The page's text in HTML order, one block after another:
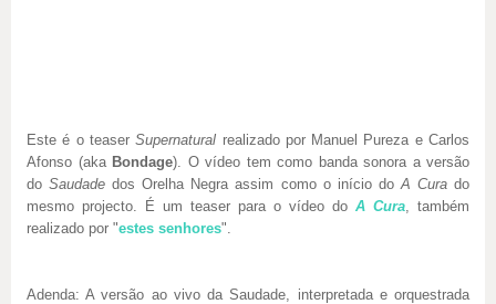
Este é o teaserSupernatural realizado por Manuel Pureza e Carlos
Afonso (aka Bondage). O vídeo tem como banda sonora a versão
doSaudade dos Orelha Negra assim como o início doA Curado
mesmo projecto. É um teaser para o vídeo do A Cura, também
realizado por "estes senhores".
Adenda: A versão ao vivo da Saudade, interpretada e orquestrada